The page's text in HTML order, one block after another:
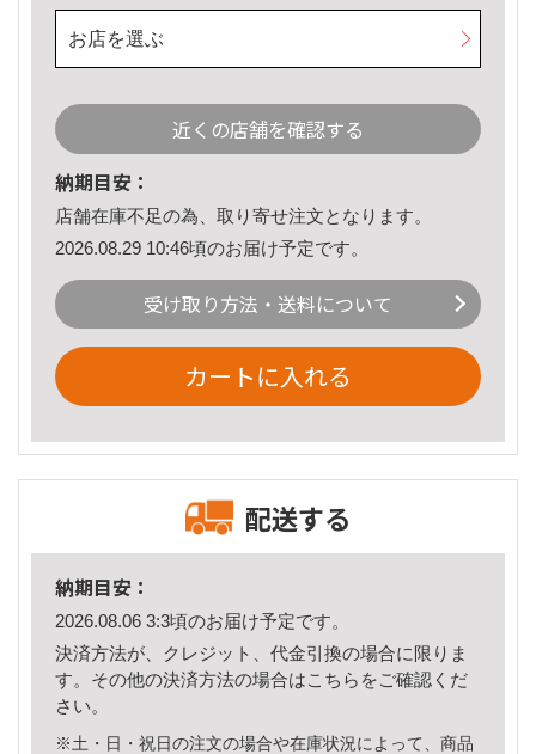
お店を選ぶ
近くの店舗を確認する
納期目安：
店舗在庫不足の為、取り寄せ注文となります。
2026.08.29 10:46頃のお届け予定です。
受け取り方法・送料について
カートに入れる
配送する
納期目安：
2026.08.06 3:3頃のお届け予定です。
決済方法が、クレジット、代金引換の場合に限りま
す。その他の決済方法の場合はこちら をご確認くだ
さい。
※土・日・祝日の注文の場合や在庫状況によって、商品